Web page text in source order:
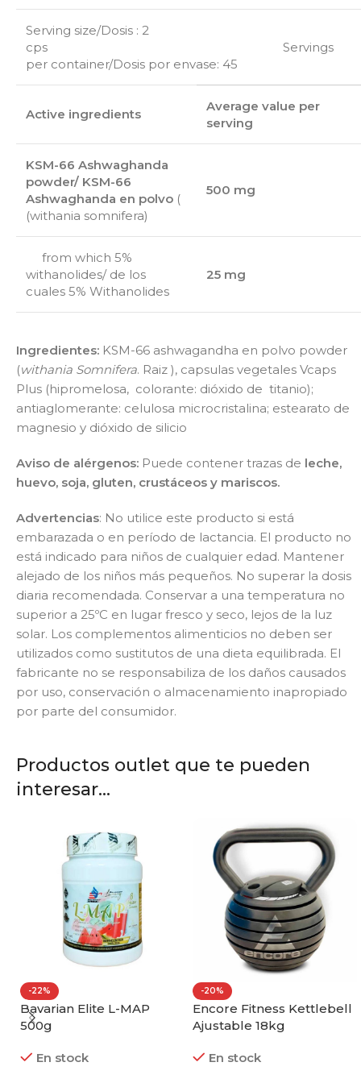
Serving size/Dosis : 2
cps Servings
per container/Dosis por envase: 45
Active ingredients
Average value per
serving
KSM-66 Ashwaghanda
powder/ KSM-66
Ashwaghanda en polvo (
(withania somnifera)
500 mg
from which 5%
withanolides/ de los
cuales 5% Withanolides
25 mg
Ingredientes: KSM-66 ashwagandha en polvo powder
(withania Somnifera. Raiz ), capsulas vegetales Vcaps
Plus (hipromelosa, colorante: dióxido de titanio);
antiaglomerante: celulosa microcristalina; estearato de
magnesio y dióxido de silicio
Aviso de alérgenos: Puede contener trazas de leche,
huevo, soja, gluten, crustáceos y mariscos.
Advertencias: No utilice este producto si está
embarazada o en período de lactancia. El producto no
está indicado para niños de cualquier edad. Mantener
alejado de los niños más pequeños. No superar la dosis
diaria recomendada. Conservar a una temperatura no
superior a 25ºC en lugar fresco y seco, lejos de la luz
solar. Los complementos alimenticios no deben ser
utilizados como sustitutos de una dieta equilibrada. El
fabricante no se responsabiliza de los daños causados
por uso, conservación o almacenamiento inapropiado
por parte del consumidor.
Productos outlet que te pueden
interesar...
L-MAP
Encore Fitness Kettlebell
Ajustable 18kg
Encore